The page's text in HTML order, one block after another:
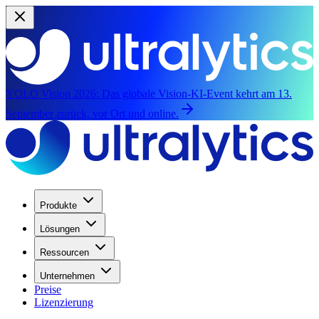
YOLO Vision 2026: Das globale Vision-KI-Event kehrt am 13.
September zurück, vor Ort und online.
Produkte
Lösungen
Ressourcen
Unternehmen
Preise
Lizenzierung